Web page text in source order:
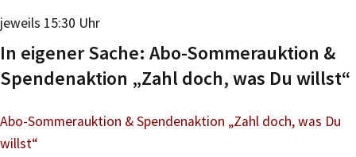
jeweils 15:30 Uhr
In eigener Sache: Abo-Sommerauktion &
Spendenaktion „Zahl doch, was Du willst“
Abo-Sommerauktion & Spendenaktion „Zahl doch, was Du
willst“